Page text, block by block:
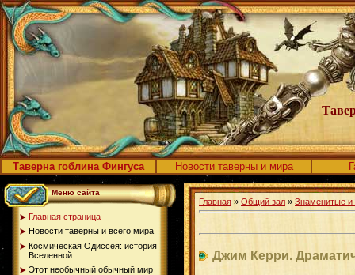
Таверна гоблина Фингуса Новости таверны и мира
Меню сайта
Главная страница
Новости таверны и всего мира
Космическая Одиссея: история
Вселенной
Этот необычный обычный мир
Главная » Общий зал » Знаменитые и
Джим Керри.